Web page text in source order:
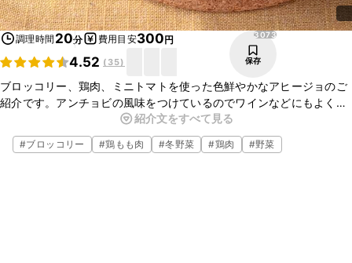
調理時間 20分 費用目安300円
4.52 ( 35)
3073
保存
ブロッコリー、鶏肉、ミニトマトを使った色鮮やかなアヒージョのご
紹介です。アンチョビの風味をつけているのでワインなどにもよく合
います。女子会やホームパーティーなどにもぴったりなので、ぜひ試
してみてくださいね。
紹介文をすべて見る
#ブロッコリー #鶏もも肉 #冬野菜 #鶏肉 #野菜